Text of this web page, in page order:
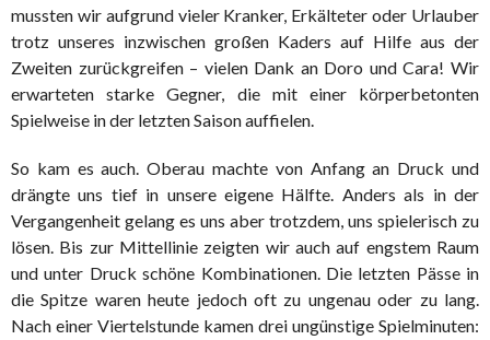
mussten wir aufgrund vieler Kranker, Erkälteter oder Urlauber
trotz unseres inzwischen großen Kaders auf Hilfe aus der
Zweiten zurückgreifen – vielen Dank an Doro und Cara! Wir
erwarteten starke Gegner, die mit einer körperbetonten
Spielweise in der letzten Saison auffielen.
So kam es auch. Oberau machte von Anfang an Druck und
drängte uns tief in unsere eigene Hälfte. Anders als in der
Vergangenheit gelang es uns aber trotzdem, uns spielerisch zu
lösen. Bis zur Mittellinie zeigten wir auch auf engstem Raum
und unter Druck schöne Kombinationen. Die letzten Pässe in
die Spitze waren heute jedoch oft zu ungenau oder zu lang.
Nach einer Viertelstunde kamen drei ungünstige Spielminuten: